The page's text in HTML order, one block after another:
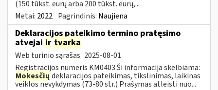
(150 tūkst. eurų arba 200 tūkst. eurų,...
Metai: 2022 Pagrindinis: Naujiena
Deklaracijos pateikimo termino pratęsimo
atvejai ir tvarka
Web turinio sąrašas 2025-08-01
Registracijos numeris KM0403 Ši informacija skelbiama:
Mokesčių deklaracijos pateikimas, tikslinimas, laikinas
veiklos nevykdymas (73-80 str.) Prašymas atleisti nuo...